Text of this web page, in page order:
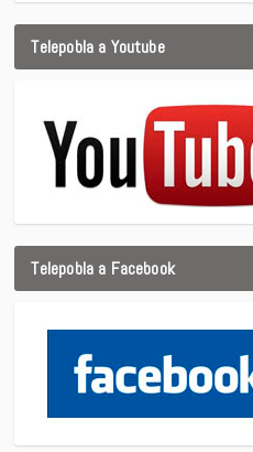
Telepobla a Youtube
Telepobla a Facebook